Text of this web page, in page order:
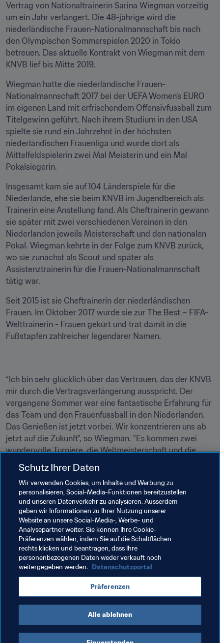
Vertrag von Nationaltrainerin Sarina Wiegman vorzeitig
um ein Jahr verlängert. Die 48-jährige wird die
niederländische Frauen-Nationalmannschaft bis nach
den Olympischen Sommerspielen 2020 in Tokio
betreuen. Das aktuelle Kontrakt von Wiegman mit dem
KNVB lief bis Mitte 2019.
Wiegman hatte die niederländische Frauen-
Nationalmannschaft 2017 bei der UEFA Women‘s EURO
im eigenen Land mit erfrischendem Offensivfussball zum
Titelgewinn geführt. Nach ihrem Studium in den USA
spielte sie rund ein Jahrzehnt in der höchsten
niederländischen Frauenliga und wurde dort als
Mittelfeldspielerin zwei Mal Meisterin und ein Mal
Pokalsiegerin.
Insgesamt kam sie auf 104 Länderspiele für die
Niederlande, ehe sie beim KNVB im Jugendbereich als
Trainerin eine Anstellung fand. Als Cheftrainerin gewann
sie später mit zwei verschiedenen Vereinen in den
Niederlanden jeweils Meisterschaft und den nationalen
Pokal. Wiegman kehrte in der Folge zum KNVB zurück,
wo sie zunächst als Scout und später als
Assistenztrainerin für die Frauen-Nationalmannschaft
tätig war.
Seit 2015 ist sie Cheftrainerin der niederländischen
Frauen. Im Oktober 2017 wurde sie zur The Best – FIFA-
Welttrainerin - Frauen gekürt und trat damit in die
Fußstapfen zahlreicher legendärer Namen.
“Ich bin sehr glücklich über das Vertrauen, das der KNVB
mir durch die Vertragsverlängerung ausspricht. Der
vergangene Sommer war eine fantastische Erfahrung für
das Team und den Frauenfussball in den Niederlanden.
Das Genießen ist jetzt vorbei. Wir konzentrieren uns ab
jetzt auf die Zukunft", so Wiegman. "Es kommen zwei
wundervolle Turniere, die Weltmeisterschaft und die
Olympischen Spiele, und ich freue mich, mit diesem
Team arbeiten zu können. Der Erfolg der
Europameisterschaft bedeutet nicht, dass wir uns dafür
qualifizieren. Vor ein paar Jahren sind wir diesen Weg
gegangen, die EM war die Belohnung und jetzt müssen
wir weitermachen."
Verwandte Themen
FIFA Frauen-Weltmeisterschaft Frankreich 2019
Netherlands UEFA
Schutz Ihrer Daten
Wir verwenden Cookies, um Inhalte und Werbung zu
personalisieren, Social-Media-Funktionen bereitzustellen
und unseren Datenverkehr zu analysieren. Ausserdem
geben wir Informationen zu Ihrer Nutzung unserer
Website an unsere Social-Media-, Werbe- und
Analysepartner weiter. Sie können Ihre Cookie-
Präferenzen wählen, indem Sie auf die Schaltflächen
rechts klicken und beantragen, dass Ihre
personenbezogenen Daten weder verkauft noch
weitergegeben werden. Datenschutzportal
Präferenzen
Alle ablehnen